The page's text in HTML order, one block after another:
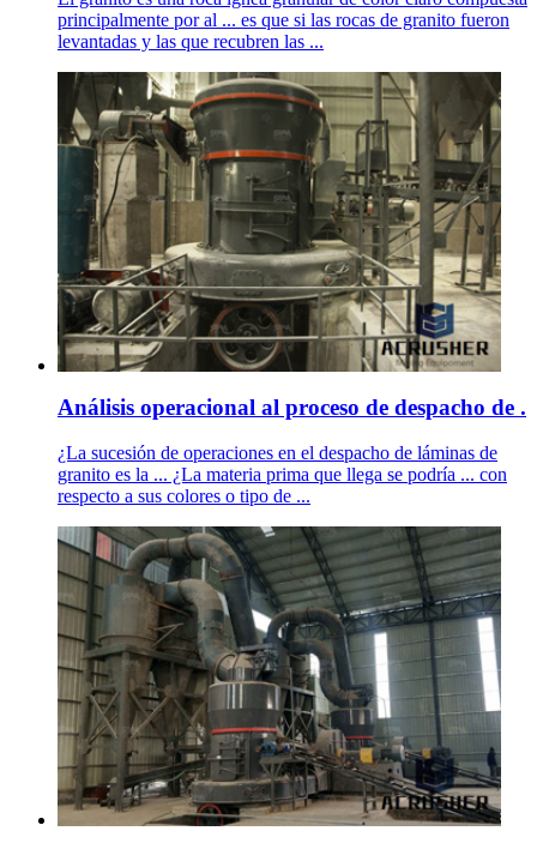
principalmente por al ... es que si las rocas de granito fueron
levantadas y las que recubren las ...
Análisis operacional al proceso de despacho de .
¿La sucesión de operaciones en el despacho de láminas de
granito es la ... ¿La materia prima que llega se podría ... con
respecto a sus colores o tipo de ...